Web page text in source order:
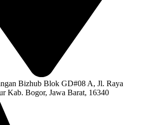
Bizhub Blok GD#08 A, Jl. Raya
Kab. Bogor, Jawa Barat, 16340